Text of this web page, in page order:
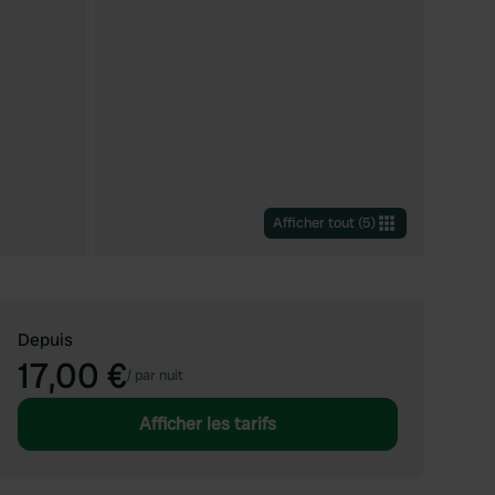
Afficher tout (5)
Depuis
17,00 €/ par nuit
Afficher les tarifs